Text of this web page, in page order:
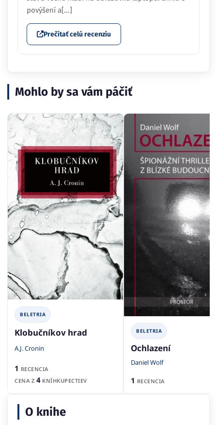
povýšení a[...]
Prečítať celú recenziu
Mohlo by sa vám páčiť
BELETRIA
Klobučníkov hrad
A.J. Cronin
1 RECENCIA
CENA Z 4KNÍHKUPECTIEV
BELETRIA
Ochlazení
Daniel Wolf
1 RECENCIA
O knihe